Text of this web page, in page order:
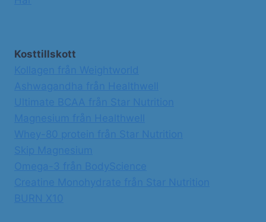
Kosttillskott